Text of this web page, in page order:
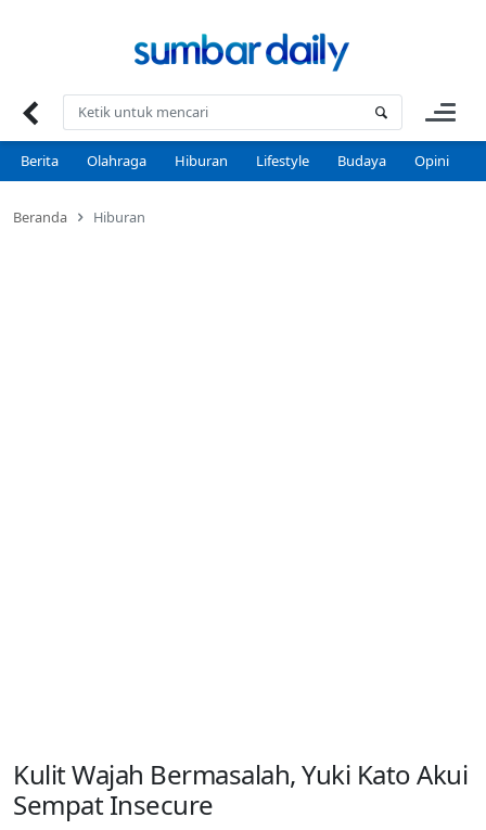
Berita Olahraga Hiburan Lifestyle Budaya Opini
Beranda Hiburan
Kulit Wajah Bermasalah, Yuki Kato Akui
Sempat Insecure